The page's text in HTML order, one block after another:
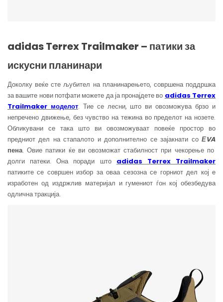
adidas Terrex Trailmaker – патики за
искусни планинари
Доколку веќе сте љубител на планинарењето, совршена поддршка
за вашите нови потфати можете да ја пронајдете во adidas Terrex
Trailmaker моделот. Тие се лесни, што ви овозможува брзо и
непречено движење, без чувство на тежина во пределот на нозете.
Обликувани се така што ви овозможуваат повеќе простор во
предниот дел на стапалото и дополнително се зајакнати со ЕVA
пена. Овие патики ќе ви овозможат стабилност при чекорење по
долги патеки. Она поради што adidas Terrex Trailmaker
патиките се совршен избор за оваа сезозна се горниот дел кој е
изработен од издржлив материјал и гумениот ѓон кој обезбедува
одлична тракција.